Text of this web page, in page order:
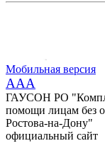
Мобильная версия
AAA
ГАУСОН РО
помощи лицам без
Ростова-на-Дону"
официальный сайт